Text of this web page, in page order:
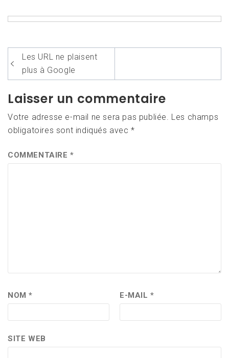
Navigation
de
l’article
Les URL ne plaisent
plus à Google
Laisser un commentaire
Votre adresse e-mail ne sera pas publiée. Les champs
obligatoires sont indiqués avec*
COMMENTAIRE*
NOM* E-MAIL*
SITE WEB